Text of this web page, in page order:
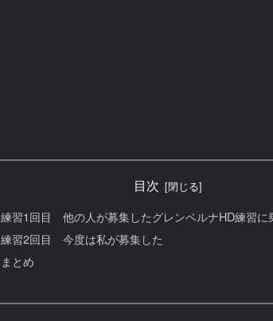
目次
練習1回目 他の人が募集したグレンベルナHD練習に
練習2回目 今度は私が募集した
まとめ